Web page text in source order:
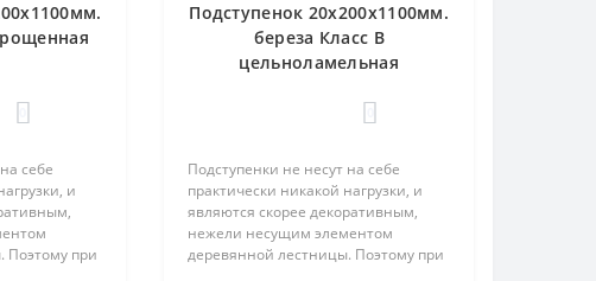
себе
и
Поэтому при
Подступенок 20х200х1100мм.
береза Класс В
цельноламельная
Подступенки не несут на себе
практически никакой нагрузки, и
являются скорее декоративным,
нежели несущим элементом
деревянной лестницы. Поэтому при